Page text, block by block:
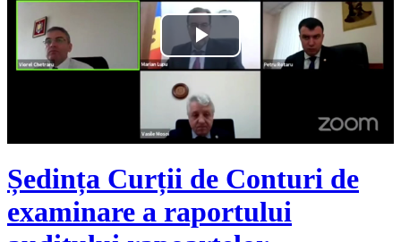
Play
Video
Ședința Curții de Conturi de
examinare a raportului